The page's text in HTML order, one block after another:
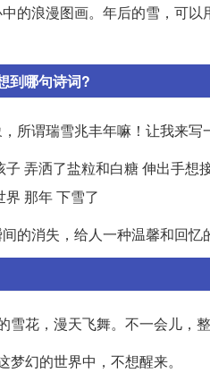
的浪漫图画。年后的雪，可
到哪句诗词?
所谓瑞雪兆丰年嘛！让我来写
弄洒了盐粒和白糖 伸出手
那年 下雪了
的消失，给人一种温馨和回
雪花，漫天飞舞。不一会儿，
幻的世界中，不想醒来。